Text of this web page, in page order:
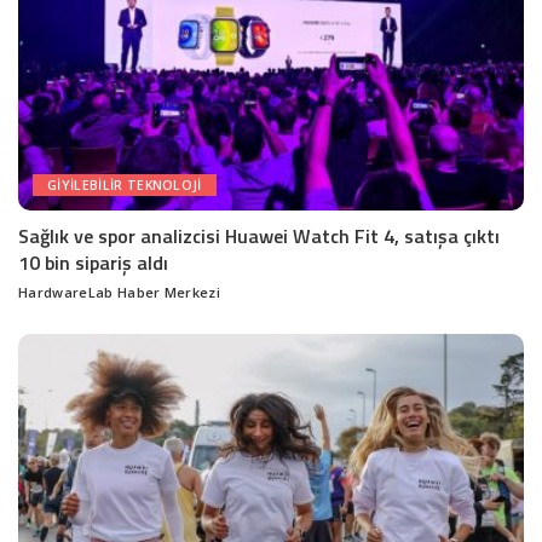
GIYILEBILIR TEKNOLOJI
Sağlık ve spor analizcisi Huawei Watch Fit 4, satışa çıktı
10 bin sipariş aldı
Posted
HardwareLab Haber Merkezi